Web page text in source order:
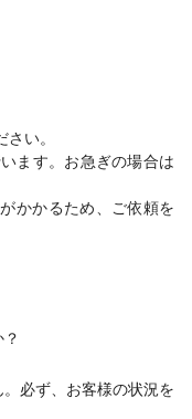
い。
ます。お急ぎの場合は
かかるため、ご依頼を
必ず、お客様の状況を